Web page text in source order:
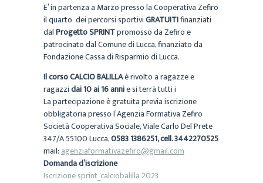
E’ in partenza a Marzo presso la Cooperativa Zefiro
il quarto dei percorsi sportiviGRATUITIfinanziati
dalProgetto SPRINTpromosso da Zefiro e
patrocinato dal Comune di Lucca, finanziato da
Fondazione Cassa di Risparmio di Lucca.
Il corso CALCIO BALILLAè rivolto a ragazze e
ragazzidai 10 ai 16 annie si terrà tutti i
La partecipazione è gratuita previa iscrizione
obbligatoria presso l’Agenzia Formativa Zefiro
Società Cooperativa Sociale, Viale Carlo Del Prete
347/A 55100 Lucca,0583 1386251, cell. 3442270525
mail:agenziaformativazefiro@gmail.com
Domanda d’iscrizione
Iscrizione sprint_calciobalilla 2023